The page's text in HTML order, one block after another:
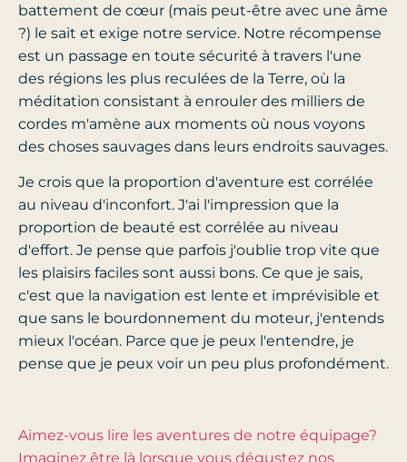
battement de cœur (mais peut-être avec une âme
?) le sait et exige notre service. Notre récompense
est un passage en toute sécurité à travers l'une
des régions les plus reculées de la Terre, où la
méditation consistant à enrouler des milliers de
cordes m'amène aux moments où nous voyons
des choses sauvages dans leurs endroits sauvages.
Je crois que la proportion d'aventure est corrélée
au niveau d'inconfort. J'ai l'impression que la
proportion de beauté est corrélée au niveau
d'effort. Je pense que parfois j'oublie trop vite que
les plaisirs faciles sont aussi bons. Ce que je sais,
c'est que la navigation est lente et imprévisible et
que sans le bourdonnement du moteur, j'entends
mieux l'océan. Parce que je peux l'entendre, je
pense que je peux voir un peu plus profondément.
Aimez-vous lire les aventures de notre équipage?
Imaginez être là lorsque vous dégustez nos